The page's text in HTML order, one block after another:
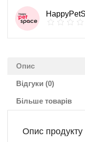
Опис
Відгуки (0)
Більше товарів
Опис продукту